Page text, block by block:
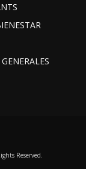
threads
Reserved.